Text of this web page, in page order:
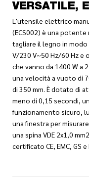
VERSATILE,
L'utensile elettrico
(ECS002) è una
tagliare il legno in
V/230 V~50 Hz/60 Hz e
che vanno da 1400 W a
una velocità a vuoto di
di 350 mm. È dotato di
meno di 0,15 secondi,
funzionamento sicuro,
una finestra per
una spina VDE 2x1,0
certificato CE, EMC, GS